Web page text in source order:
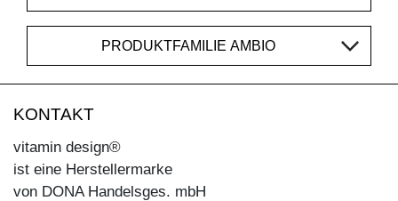
PRODUKTFAMILIE AMBIO
KONTAKT
vitamin design®
ist eine Herstellermarke
von DONA Handelsges. mbH